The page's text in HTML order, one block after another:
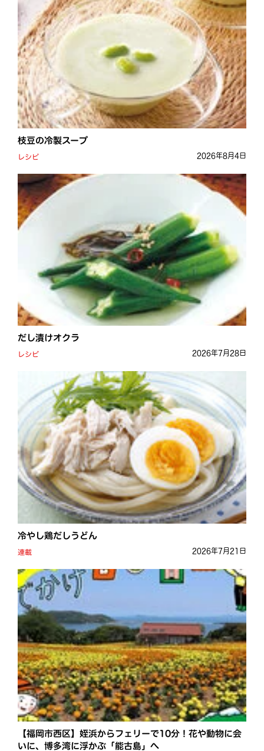
枝豆の冷製スープ
レシピ 2026年8月4日
だし漬けオクラ
レシピ 2026年7月28日
冷やし鶏だしうどん
連載 2026年7月21日
【福岡市西区】姪浜からフェリーで10分！花や動物に会
いに、博多湾に浮かぶ「能古島」へ